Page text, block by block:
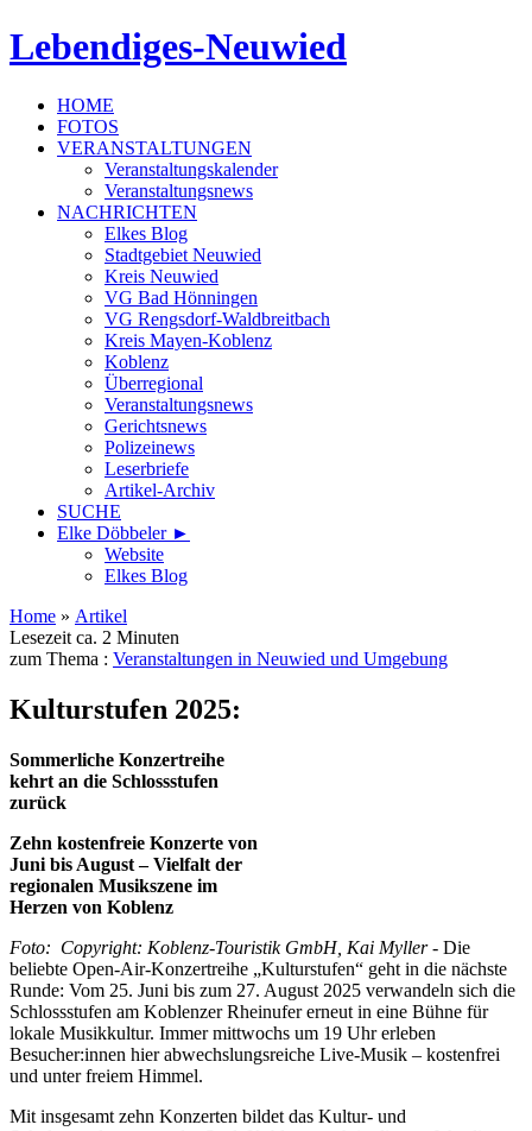
Lebendiges-Neuwied
HOME
FOTOS
VERANSTALTUNGEN
Veranstaltungskalender
Veranstaltungsnews
NACHRICHTEN
Elkes Blog
Stadtgebiet Neuwied
Kreis Neuwied
VG Bad Hönningen
VG Rengsdorf-Waldbreitbach
Kreis Mayen-Koblenz
Koblenz
Überregional
Veranstaltungsnews
Gerichtsnews
Polizeinews
Leserbriefe
Artikel-Archiv
SUCHE
Elke Döbbeler ►
Website
Elkes Blog
Home » Artikel
Lesezeit ca. 2 Minuten
zum Thema : Veranstaltungen in Neuwied und Umgebung
Kulturstufen 2025:
Sommerliche Konzertreihe
kehrt an die Schlossstufen
zurück
Zehn kostenfreie Konzerte von
Juni bis August – Vielfalt der
regionalen Musikszene im
Herzen von Koblenz
Foto: Copyright: Koblenz-Touristik GmbH, Kai Myller - Die
beliebte Open-Air-Konzertreihe „Kulturstufen“ geht in die nächste
Runde: Vom 25. Juni bis zum 27. August 2025 verwandeln sich die
Schlossstufen am Koblenzer Rheinufer erneut in eine Bühne für
lokale Musikkultur. Immer mittwochs um 19 Uhr erleben
Besucher:innen hier abwechslungsreiche Live-Musik – kostenfrei
und unter freiem Himmel.
Mit insgesamt zehn Konzerten bildet das Kultur- und